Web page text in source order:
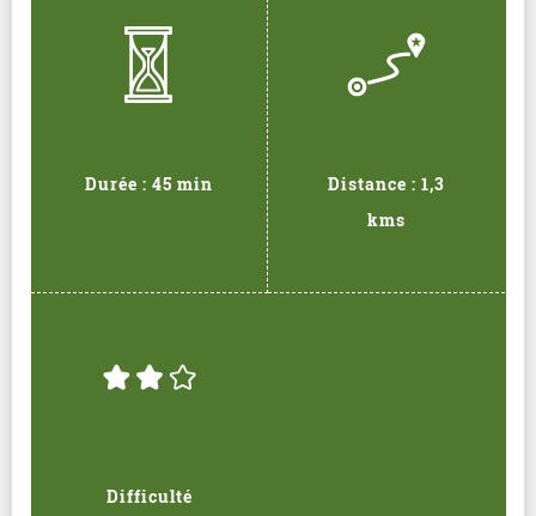
Durée : 45 min
Distance : 1,3
kms
Difficulté